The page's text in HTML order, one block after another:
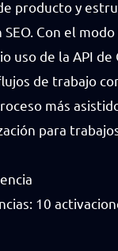
producto y
Con el modo
uso de la API de
de trabajo
más
para
10